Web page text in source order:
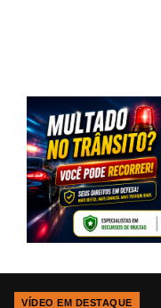
VÍDEO EM DESTAQUE